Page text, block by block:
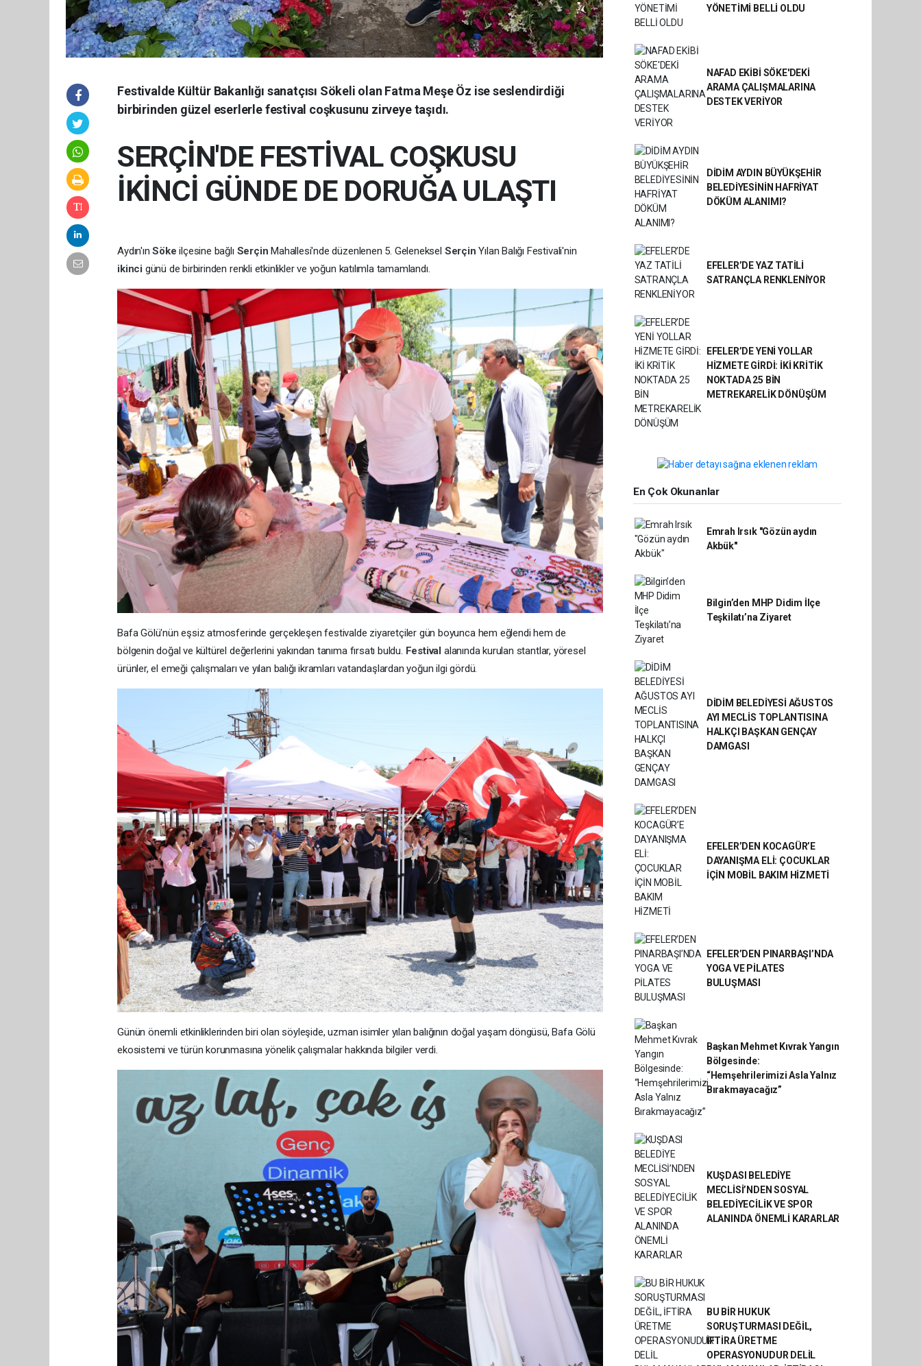
Festivalde Kültür Bakanlığı sanatçısı Sökeli olan Fatma Meşe Öz ise seslendirdiği
birbirinden güzel eserlerle festival coşkusunu zirveye taşıdı.
SERÇİN'DE FESTİVAL COŞKUSU
İKİNCİ GÜNDE DE DORUĞA ULAŞTI
Aydın'ınSökeilçesine bağlı Serçin Mahallesi'nde düzenlenen 5. Geleneksel SerçinYılan Balığı Festivali'nin
ikinci günü de birbirinden renkli etkinlikler ve yoğun katılımla tamamlandı.
Bafa Gölü'nün eşsiz atmosferinde gerçekleşen festivalde ziyaretçiler gün boyunca hem eğlendi hem de
bölgenin doğal ve kültürel değerlerini yakından tanıma fırsatı buldu. Festival alanında kurulan stantlar, yöresel
ürünler, el emeği çalışmaları ve yılan balığı ikramları vatandaşlardan yoğun ilgi gördü.
Günün önemli etkinliklerinden biri olan söyleşide, uzman isimler yılan balığının doğal yaşam döngüsü, Bafa Gölü
ekosistemi ve türün korunmasına yönelik çalışmalar hakkında bilgiler verdi.
YÖNETİMİ BELLİ OLDU
NAFAD EKİBİ SÖKE'DEKİ
ARAMA ÇALIŞMALARINA
DESTEK VERİYOR
DİDİM AYDIN BÜYÜKŞEHİR
BELEDİYESİNİN HAFRİYAT
DÖKÜM ALANIMI?
EFELER’DE YAZ TATİLİ
SATRANÇLA RENKLENİYOR
EFELER’DE YENİ YOLLAR
HİZMETE GİRDİ: İKİ KRİTİK
NOKTADA 25 BİN
METREKARELİK DÖNÜŞÜM
En Çok Okunanlar
Emrah Irsık "Gözün aydın
Akbük"
Bilgin’den MHP Didim İlçe
Teşkilatı’na Ziyaret
DİDİM BELEDİYESİ AĞUSTOS
AYI MECLİS TOPLANTISINA
HALKÇI BAŞKAN GENÇAY
DAMGASI
EFELER’DEN KOCAGÜR’E
DAYANIŞMA ELİ: ÇOCUKLAR
İÇİN MOBİL BAKIM HİZMETİ
EFELER’DEN PINARBAŞI’NDA
YOGA VE PİLATES
BULUŞMASI
Başkan Mehmet Kıvrak Yangın
Bölgesinde:
“Hemşehrilerimizi Asla Yalnız
Bırakmayacağız”
KUŞDASI BELEDİYE
MECLİSİ’NDEN SOSYAL
BELEDİYECİLİK VE SPOR
ALANINDA ÖNEMLİ KARARLAR
BU BİR HUKUK
SORUŞTURMASI DEĞİL,
İFTİRA ÜRETME
OPERASYONUDUR DELİL